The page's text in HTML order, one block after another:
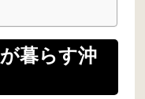
暮らす沖